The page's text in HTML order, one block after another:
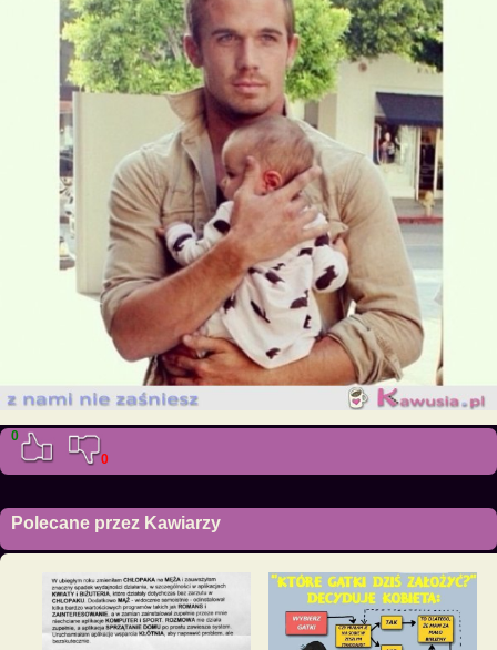
0
0
Polecane przez Kawiarzy